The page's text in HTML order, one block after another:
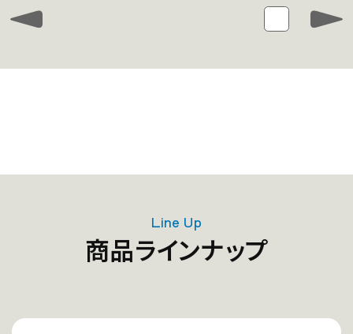
Line Up
商品ラインナップ